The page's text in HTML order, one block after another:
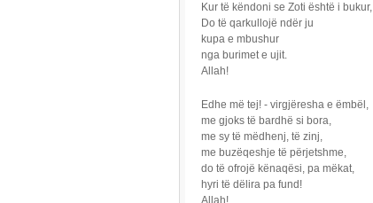
Kur të këndoni se Zoti është i bukur,
Do të qarkullojë ndër ju
kupa e mbushur
nga burimet e ujit.
Allah!
Edhe më tej! - virgjëresha e ëmbël,
me gjoks të bardhë si bora,
me sy të mëdhenj, të zinj,
me buzëqeshje të përjetshme,
do të ofrojë kënaqësi, pa mëkat,
hyri të dëlira pa fund!
Allah!